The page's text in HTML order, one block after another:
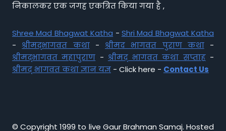
निकालकर एक जगह एकत्रित किया गया है ,
Shree Mad Bhagwat Katha - Shri Mad Bhagwat Katha
- श्रीमद्भागवत कथा- श्रीमद भागवत पुराण कथा-
श्रीमद्भागवत महापुराण - श्रीमद् भागवत कथा सप्ताह-
श्रीमद् भागवत कथा ज्ञान यज्ञ - Click here - Contact Us
© Copyright 1999 to live Gaur Brahman Samaj. Hosted